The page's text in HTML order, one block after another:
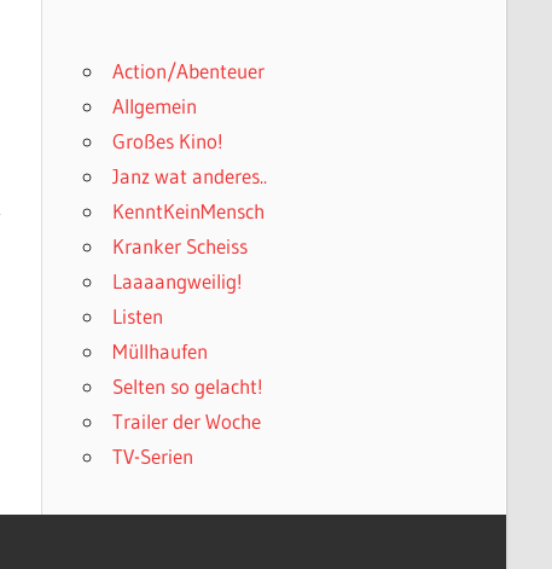
Action/Abenteuer
Allgemein
Großes Kino!
Janz wat anderes..
KenntKeinMensch
Kranker Scheiss
Laaaangweilig!
Listen
Müllhaufen
Selten so gelacht!
Trailer der Woche
TV-Serien